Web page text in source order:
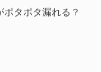
タポタ漏れる？